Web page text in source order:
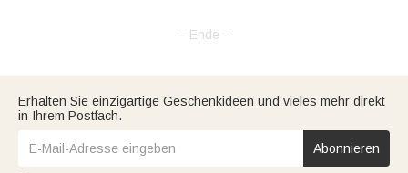
-- Ende --
Erhalten Sie einzigartige Geschenkideen und vieles mehr direkt
in Ihrem Postfach.
Abonnieren